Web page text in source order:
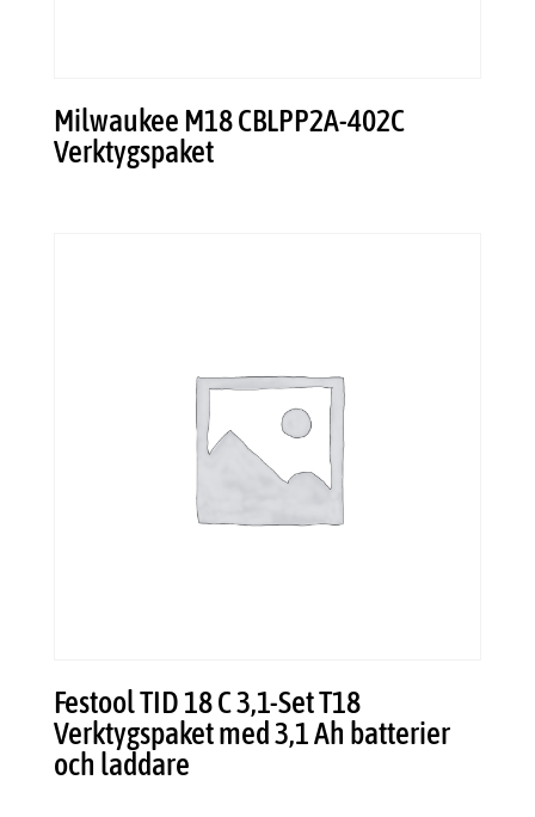
Milwaukee M18 CBLPP2A-402C
Verktygspaket
Festool TID 18 C 3,1-Set T18
Verktygspaket med 3,1 Ah batterier
och laddare